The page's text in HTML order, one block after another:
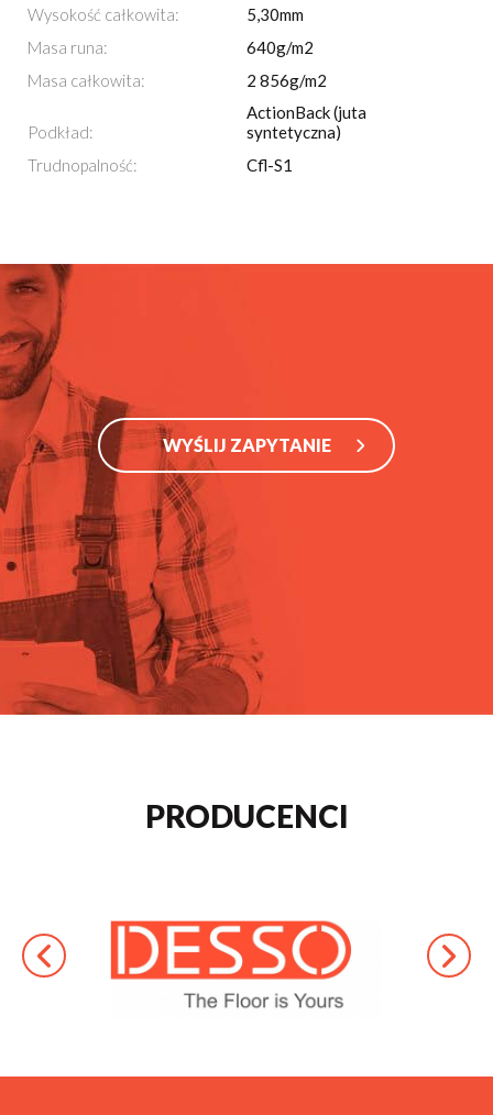
Wysokość całkowita:
5,30mm
Masa runa:
640g/m2
Masa całkowita:
2 856g/m2
Podkład:
ActionBack (juta
syntetyczna)
Trudnopalność:
Cfl-S1
WYŚLIJ ZAPYTANIE
PRODUCENCI